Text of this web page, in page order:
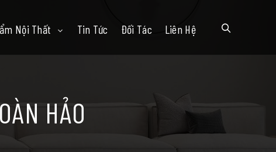
Nội Thất Tin Tức Đối Tác Liên Hệ
HẢO